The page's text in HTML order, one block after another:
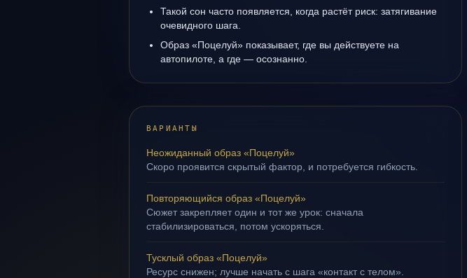
Такой сон часто появляется, когда растёт риск: затягивание
очевидного шага.
Образ «Поцелуй» показывает, где вы действуете на
автопилоте, а где — осознанно.
ВАРИАНТЫ
Неожиданный образ «Поцелуй»
Скоро проявится скрытый фактор, и потребуется гибкость.
Повторяющийся образ «Поцелуй»
Сюжет закрепляет один и тот же урок: сначала
стабилизироваться, потом ускоряться.
Тусклый образ «Поцелуй»
Ресурс снижен; лучше начать с шага «контакт с телом».